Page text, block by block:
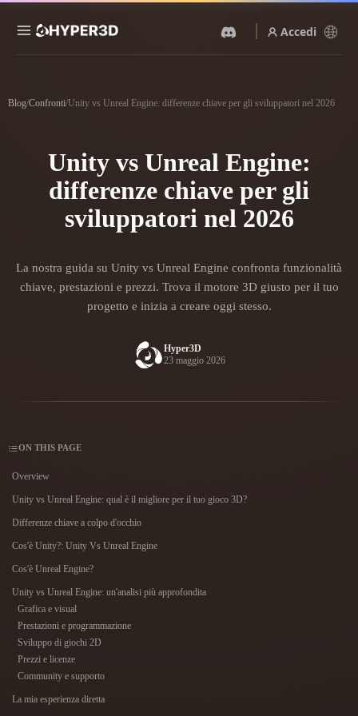
Accedi
Rodin ChatAvatar
Funzionalità
Carica un'immagine, ottieni
un oggetto 3D all'istante.
Dal prompt di testo
all'oggetto 3D — all'istante.
Generatore Video IA
Crea video da testo o
Generatore Di Immagini IA
Genera immagini di alta
API
Integra la nostra AI creativa
nella tua app o nel tuo flusso
di lavoro.
Miglioratore immagini IA Motore di ricerca per modelli 3D
Prezzi
Risorse
Ricerca Blog
VR/AR
Character
Design
Mechanical
Plug-In
Blender
Blog/Confronti/Unity vs Unreal Engine: differenze chiave per gli sviluppatori nel 2026
Unity vs Unreal Engine:
differenze chiave per gli
sviluppatori nel 2026
La nostra guida su Unity vs Unreal Engine confronta funzionalità
chiave, prestazioni e prezzi. Trova il motore 3D giusto per il tuo
progetto e inizia a creare oggi stesso.
Hyper3D
23 maggio 2026
ON THIS PAGE
Overview
Unity vs Unreal Engine: qual è il migliore per il tuo gioco 3D?
Differenze chiave a colpo d'occhio
Cos'è Unity?: Unity Vs Unreal Engine
Cos'è Unreal Engine?
Unity vs Unreal Engine: un'analisi più approfondita
Grafica e visual
Prestazioni e programmazione
Sviluppo di giochi 2D
Prezzi e licenze
Community e supporto
La mia esperienza diretta